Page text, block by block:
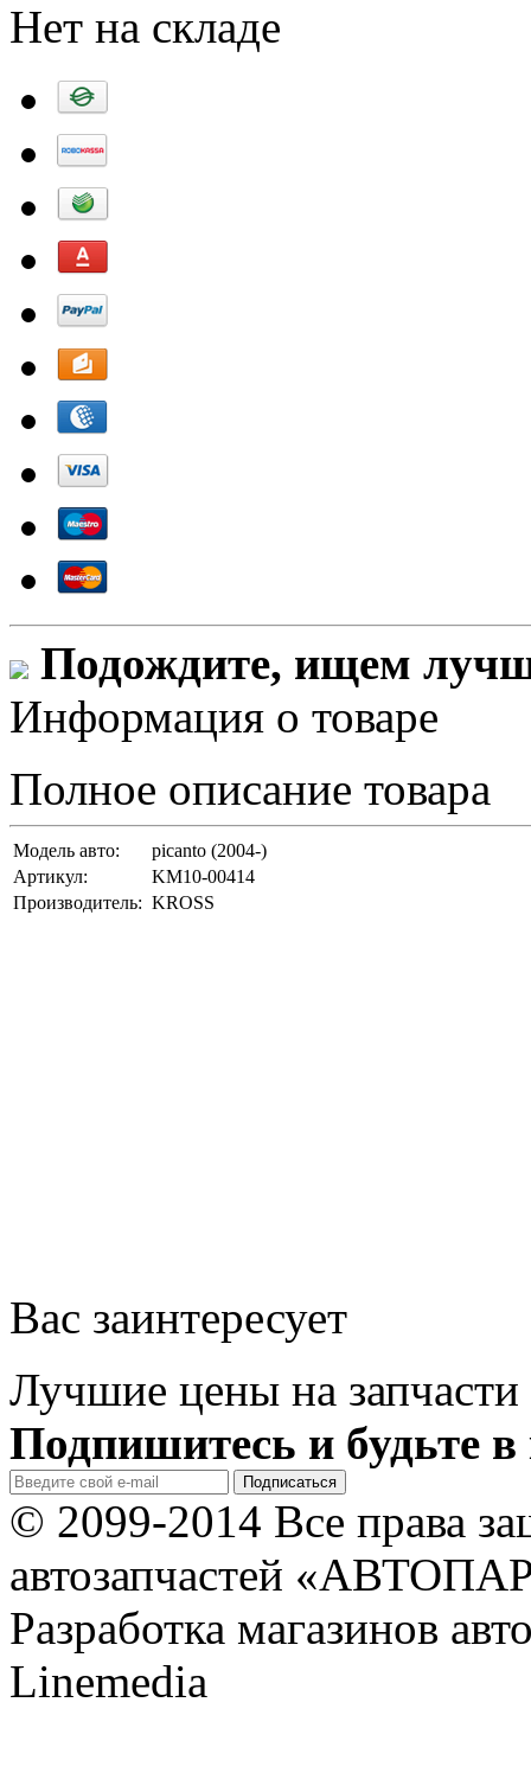
Нет на складе
Подождите, ищем
Информация о товаре
Полное описание товара
Модель авто:
picanto (2004-)
Артикул:
KM10-00414
Производитель: KROSS
Вас заинтересует
Лучшие цены на запчасти
Подпишитесь и будьте в
© 2099-2014 Все права
автозапчастей
Разработка магазинов
Linemedia